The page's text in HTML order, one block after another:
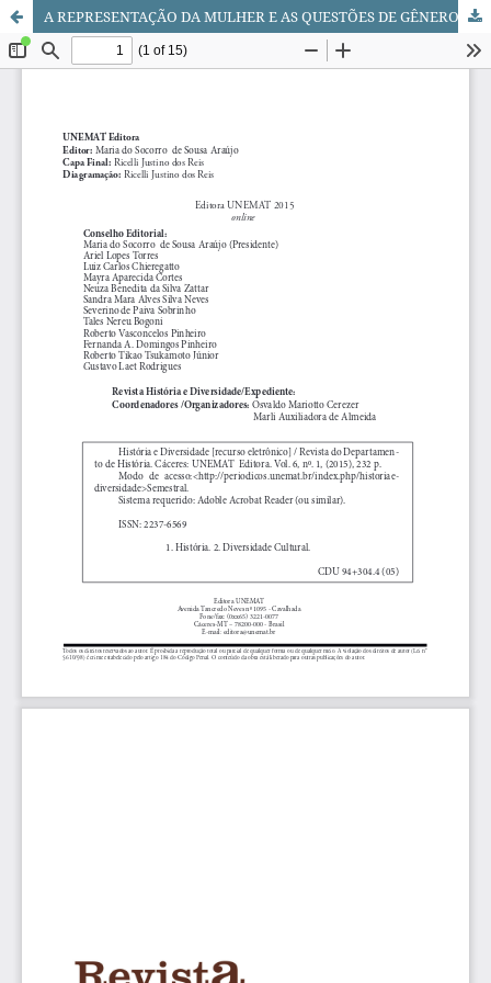
A REPRESENTAÇÃO DA MULHER E AS QUESTÕES DE GÊNERO DA TOPONÍMIA URBANA DE CAICÓ - RN